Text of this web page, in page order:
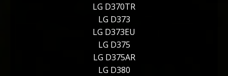
LG D370TR
LG D373
LG D373EU
LG D375
LG D375AR
LG D380